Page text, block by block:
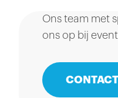
Ons team met
ons op bij
CONTACT